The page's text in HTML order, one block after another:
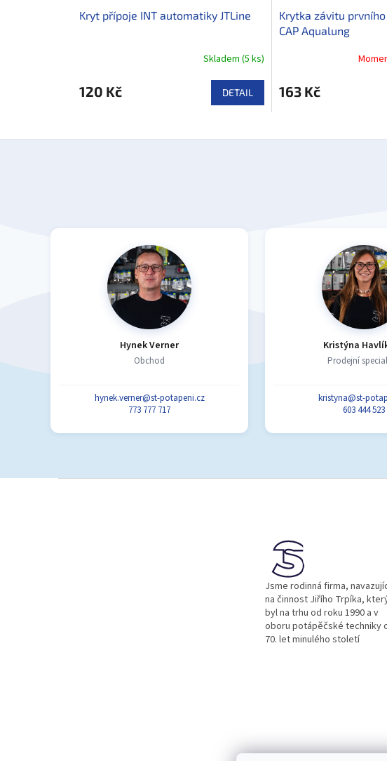
Kryt přípoje INT automatiky JTLine
Skladem (5 ks)
120 Kč DETAIL
Krytka závitu
CAP Aqualung
163 Kč
Hynek Verner
Obchod
hynek.verner@st-potapeni.cz
773 777 717
Kristýna
Prodejní
kristyna@st-
603 444 523
Jsme rodinná firma,
na činnost Jiřího Trpíka,
byl na trhu od roku 1990 a v
oboru potápěčské techniky
70. let minulého století